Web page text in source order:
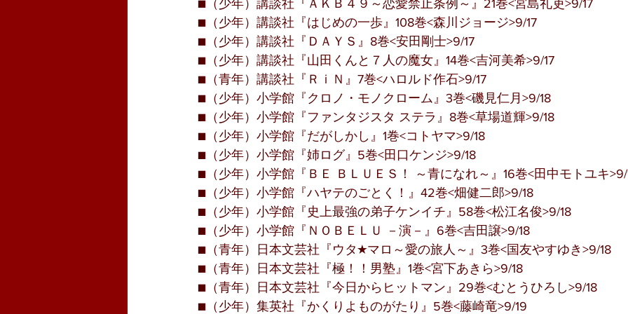
■（少年）講談社『ＡＫＢ４９～恋愛禁止条例～』21巻<宮島礼吏>9/17
■（少年）講談社『はじめの一歩』108巻<森川ジョージ>9/17
■（少年）講談社『ＤＡＹＳ』8巻<安田剛士>9/17
■（少年）講談社『山田くんと７人の魔女』14巻<吉河美希>9/17
■（青年）講談社『ＲｉＮ』7巻<ハロルド作石>9/17
■（少年）小学館『クロノ・モノクローム』3巻<磯見仁月>9/18
■（少年）小学館『ファンタジスタ ステラ』8巻<草場道輝>9/18
■（少年）小学館『だがしかし』1巻<コトヤマ>9/18
■（少年）小学館『姉ログ』5巻<田口ケンジ>9/18
■（少年）小学館『ＢＥ ＢＬＵＥＳ！ ～青になれ～』16巻<田中モトユキ>9/
■（少年）小学館『ハヤテのごとく！』42巻<畑健二郎>9/18
■（少年）小学館『史上最強の弟子ケンイチ』58巻<松江名俊>9/18
■（少年）小学館『ＮＯＢＥＬＵ －演－』6巻<吉田譲>9/18
■（青年）日本文芸社『ウタ★マロ～愛の旅人～』3巻<国友やすゆき>9/18
■（青年）日本文芸社『極！！男塾』1巻<宮下あきら>9/18
■（青年）日本文芸社『今日からヒットマン』29巻<むとうひろし>9/18
■（少年）集英社『かくりよものがたり』5巻<藤崎竜>9/19